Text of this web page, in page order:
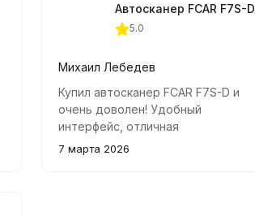
Автосканер FCAR F7S-D
5.0
Михаил Лебедев
Купил автосканер FCAR F7S-D и
очень доволен! Удобный
интерфейс, отличная
функциональность и широкий
7 марта 2026